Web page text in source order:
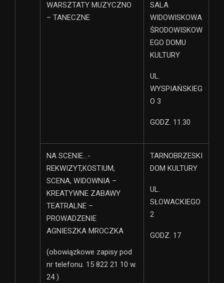
WARSZTATY MUZYCZNO
– TANECZNE
SALA
WIDOWISKOWA
ŚRODOWISKOW
EGO DOMU
KULTURY
UL.
WYSPIAŃSKIEG
O 3
GODZ. 11.30
NA SCENIE…-
REKWIZYT,KOSTIUM,
SCENA, WIDOWNIA –
KREATYWNE ZABAWY
TEATRALNE –
PROWADZENIE
AGNIESZKA MROCZKA
(obowiązkowe zapisy pod
nr telefonu. 15 822 21 10 w.
24 )
TARNOBRZESKI
DOM KULTURY
UL.
SŁOWACKIEGO
2
GODZ. 17